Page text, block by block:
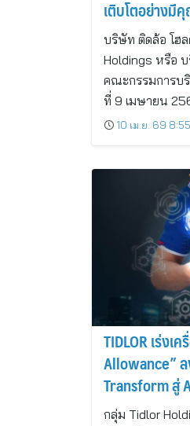
เติบโตอย่างมี
บริษัท ติดล้อ โฮ
Holdings หรือ
คณะกรรมการบ
ที่ 9 เมษายน
10 เม.ย. 69 8:55
TIDLOR เร่งเ
Allowance”
Transform สู่
สร้างรากฐาน
กลุ่ม Tidlor